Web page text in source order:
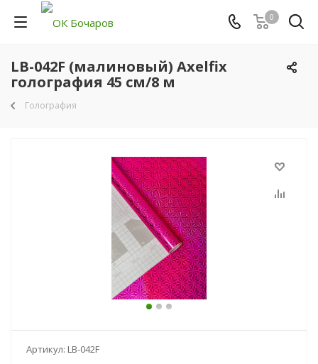
0
LB-042F (малиновый) Axelfix
голография 45 см/8 м
Голография
Артикул: LB-042F